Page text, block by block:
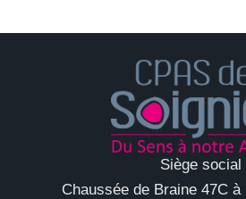
Siège social
Chaussée de Braine 47C à